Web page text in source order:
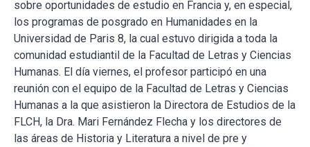
sobre oportunidades de estudio en Francia y, en especial,
los programas de posgrado en Humanidades en la
Universidad de Paris 8, la cual estuvo dirigida a toda la
comunidad estudiantil de la Facultad de Letras y Ciencias
Humanas. El día viernes, el profesor participó en una
reunión con el equipo de la Facultad de Letras y Ciencias
Humanas a la que asistieron la Directora de Estudios de la
FLCH, la Dra. Mari Fernández Flecha y los directores de
las áreas de Historia y Literatura a nivel de pre y